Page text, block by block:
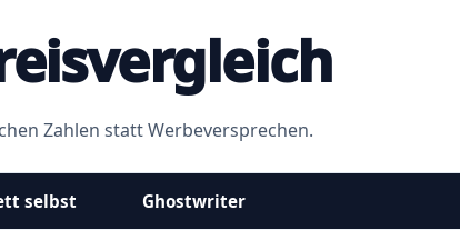
Zahlen statt Werbeversprechen.
selbst Ghostwriter